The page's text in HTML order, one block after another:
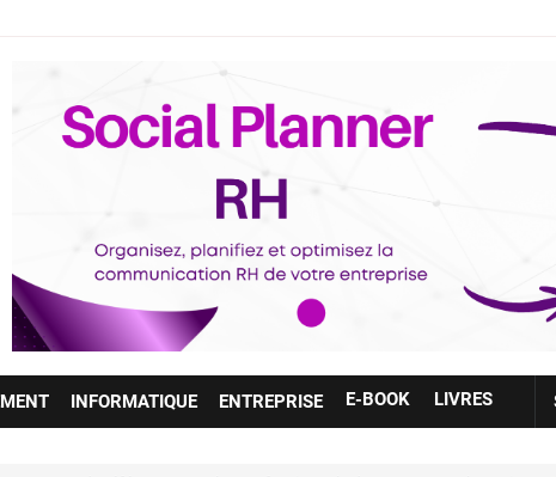
INFORMATIQUE ENTREPRISE E-BOOK LIVRES